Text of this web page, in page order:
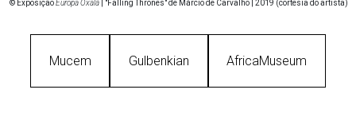
© ExposiçãoEuropa Oxalá | "Falling Thrones" de Márcio de Carvalho | 2019 (cortesia do artista)
Mucem Gulbenkian AfricaMuseum